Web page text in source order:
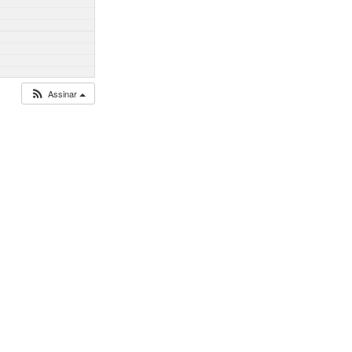
Assinar